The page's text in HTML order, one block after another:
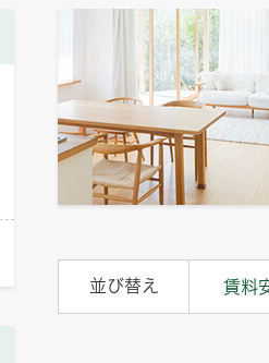
並び替え 賃料